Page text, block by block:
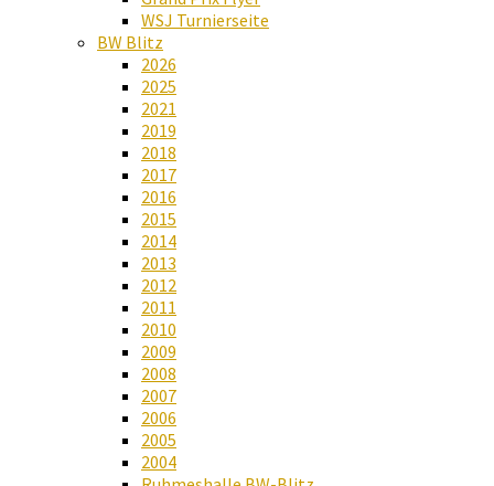
WSJ Turnierseite
BW Blitz
2026
2025
2021
2019
2018
2017
2016
2015
2014
2013
2012
2011
2010
2009
2008
2007
2006
2005
2004